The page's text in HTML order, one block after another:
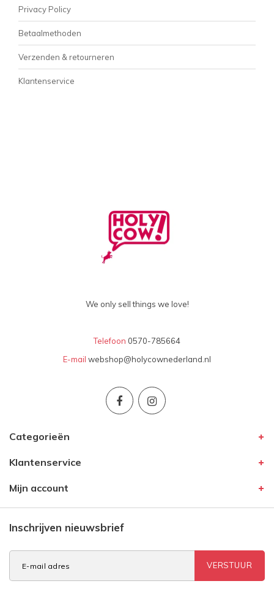
Privacy Policy
Betaalmethoden
Verzenden & retourneren
Klantenservice
We only sell things we love!
Telefoon 0570-785664
E-mail webshop@holycownederland.nl
Categorieën
Klantenservice
Mijn account
Inschrijven nieuwsbrief
VERSTUUR